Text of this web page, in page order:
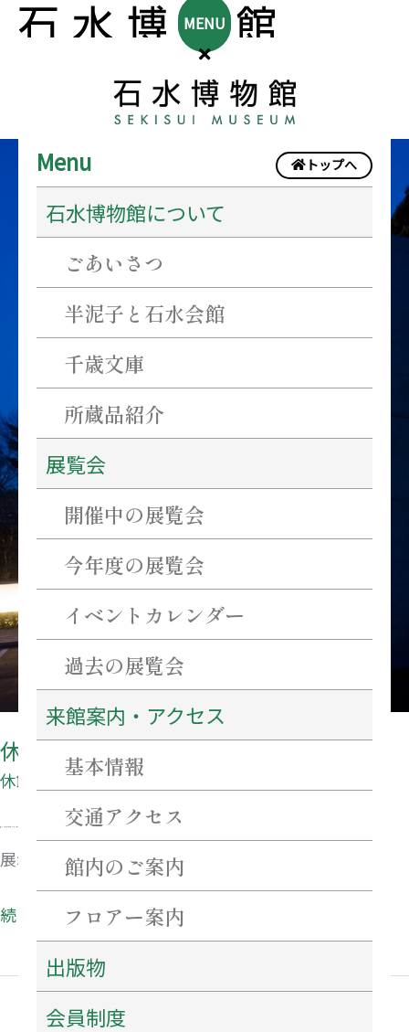
MENU
トップへ
Menu
石水博物館について
ごあいさつ
半泥子と石水会館
千歳文庫
所蔵品紹介
展覧会
開催中の展覧会
今年度の展覧会
イベントカレンダー
過去の展覧会
来館案内・アクセス
基本情報
交通アクセス
館内のご案内
フロアー案内
出版物
会員制度
休館日
休館日
展示替えのため休館します。
続きを読む »